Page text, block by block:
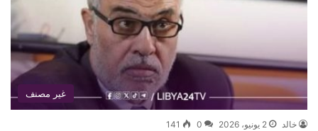
غير مصنف
خالد 2 يونيو، 2026 0
141